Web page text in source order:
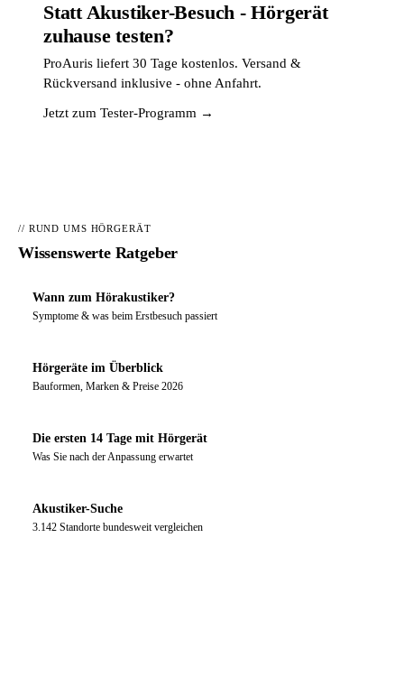
Statt Akustiker-Besuch - Hörgerät
zuhause testen?
ProAuris liefert 30 Tage kostenlos. Versand &
Rückversand inklusive - ohne Anfahrt.
Jetzt zum Tester-Programm →
// RUND UMS HÖRGERÄT
Wissenswerte Ratgeber
Wann zum Hörakustiker?
Symptome & was beim Erstbesuch passiert
Hörgeräte im Überblick
Bauformen, Marken & Preise 2026
Die ersten 14 Tage mit Hörgerät
Was Sie nach der Anpassung erwartet
Akustiker-Suche
3.142 Standorte bundesweit vergleichen